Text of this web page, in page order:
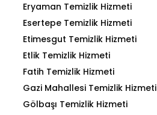
Eryaman Temizlik Hizmeti
Esertepe Temizlik Hizmeti
Etimesgut Temizlik Hizmeti
Etlik Temizlik Hizmeti
Fatih Temizlik Hizmeti
Gazi Mahallesi Temizlik Hizmeti
Gölbaşı Temizlik Hizmeti